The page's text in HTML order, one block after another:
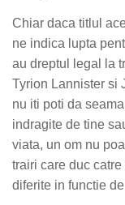
Chiar daca titlul
ne indica lupta
au dreptul legal la
Tyrion Lannister si
nu iti poti da
indragite de tine
viata, un om nu
trairi care duc
diferite in functie